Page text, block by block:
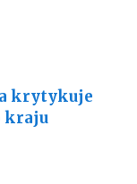
krytykuje
kraju